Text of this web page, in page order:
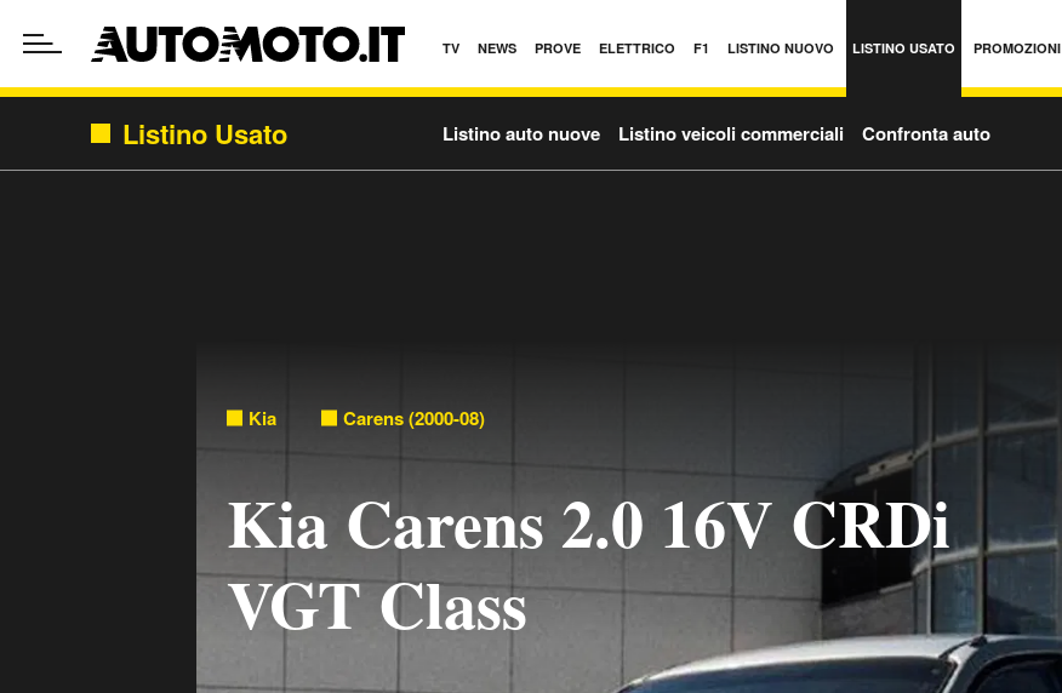
TV NEWS PROVE ELETTRICO F1 LISTINO NUOVO LISTINO USATO PROMOZIONI
Listino Usato Listino auto nuove Listino veicoli commerciali Confronta auto
Kia Carens (2000-08)
Kia Carens 2.0 16V CRDi
VGT Class